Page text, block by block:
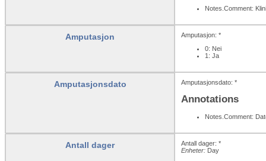
Notes.Comment:
Amputasjon
Amputasjon: *
0: Nei
1: Ja
Amputasjonsdato Amputasjonsdato: *
Annotations
Notes.Comment:
Antall dager
Antall dager: *
Enheter: Day